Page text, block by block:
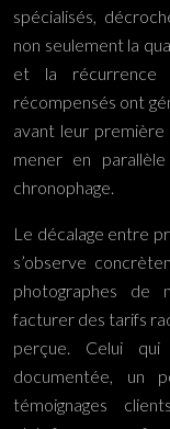
spécialisés,
non seulement la
et la récurrence
récompensés ont
avant leur première
mener en
chronophage.
Le décalage entre
s’observe
photographes de
facturer des tarifs
perçue. Celui qui
documentée, un
témoignages